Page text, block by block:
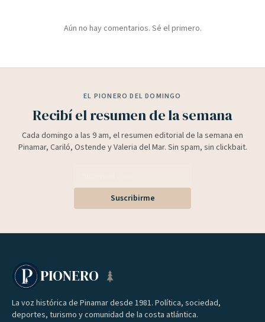
Aún no hay comentarios. Sé el primero.
EL PIONERO DEL DOMINGO
Recibí el resumen de la semana
Cada domingo a las 9 am, el resumen editorial de la semana en
Pinamar, Cariló, Ostende y Valeria del Mar. Sin spam, sin clickbait.
Suscribirme
PIONERO
La voz histórica de Pinamar desde 1981. Política, sociedad,
deportes, turismo y comunidad de la costa atlántica.